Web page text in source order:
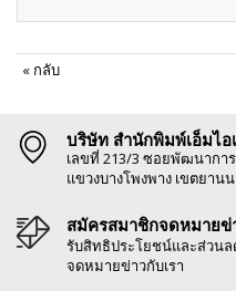
« กลับ
บริษัท สำนักพิมพ์เอ็มไอ
เลขที่ 213/3 ซอยพัฒนากา
แขวงบางโพงพาง เขตยาน
สมัครสมาชิกจดหมายข่
รับสิทธิประโยชน์และส่วน
จดหมายข่าวกับเรา